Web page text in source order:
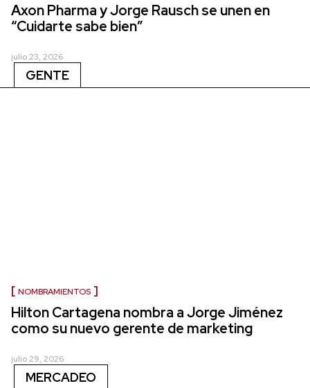
Axon Pharma y Jorge Rausch se unen en
“Cuidarte sabe bien”
julio 23, 2026
GENTE
NOMBRAMIENTOS
Hilton Cartagena nombra a Jorge Jiménez
como su nuevo gerente de marketing
julio 29, 2026
MERCADEO